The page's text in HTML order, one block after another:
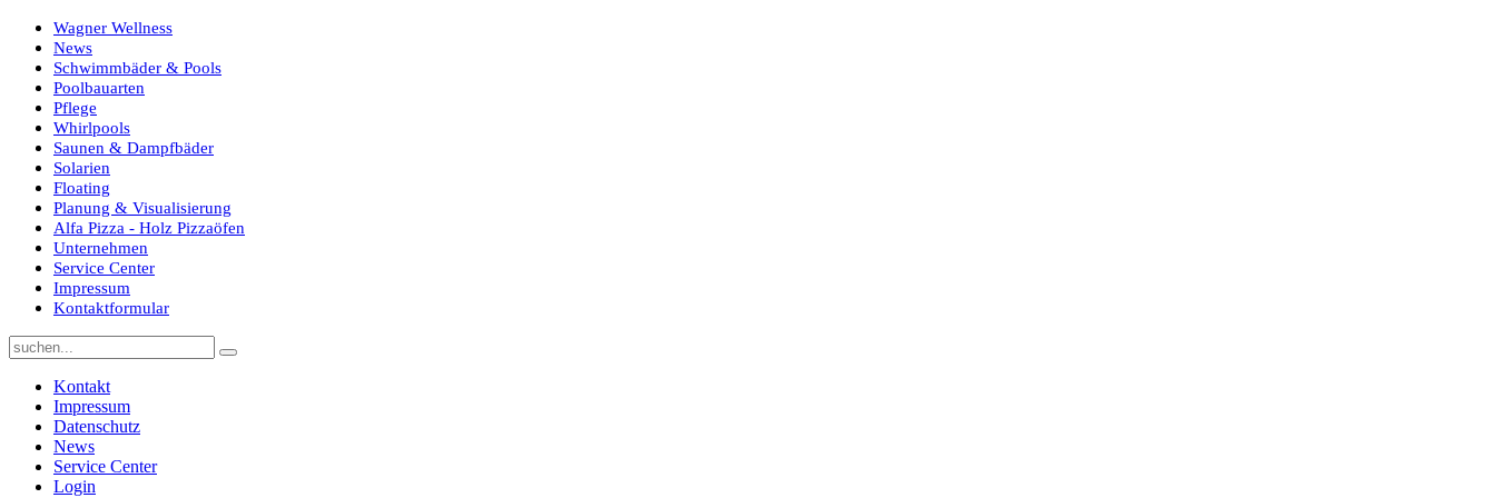
Wagner Wellness
News
Schwimmbäder & Pools
Poolbauarten
Pflege
Whirlpools
Saunen & Dampfbäder
Solarien
Floating
Planung & Visualisierung
Alfa Pizza - Holz Pizzaöfen
Unternehmen
Service Center
Impressum
Kontaktformular
Kontakt
Impressum
Datenschutz
News
Service Center
Login